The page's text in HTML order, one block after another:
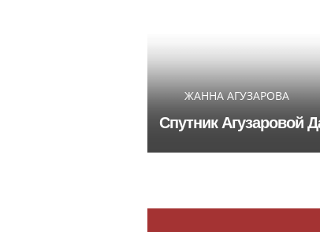
ЖАННА АГУЗАРОВА
Спутник Агузаровой